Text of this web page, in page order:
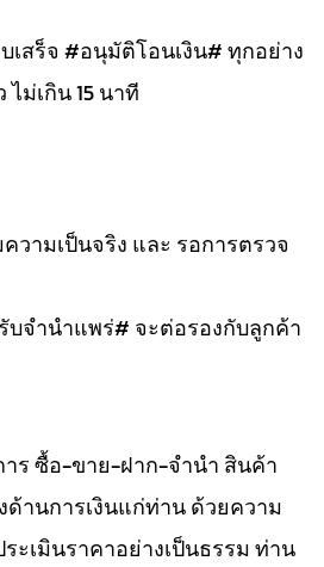
เสร็จ #อนุมัติโอนเงิน# ทุกอย่าง
ม่เกิน 15 นาที
ามเป็นจริง และ รอการตรวจ
จำนำแพร่# จะต่อรองกับลูกค้า
าร ซื้อ-ขาย-ฝาก-จำนำ สินค้า
านการเงินแก่ท่าน ด้วยความ
ะเมินราคาอย่างเป็นธรรม ท่าน